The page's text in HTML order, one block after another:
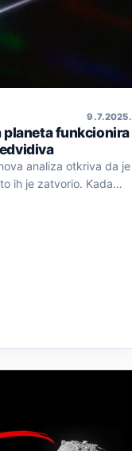
9. 7. 2025.
planeta funkcionira
analiza otkriva da je
ih je zatvorio. Kada…